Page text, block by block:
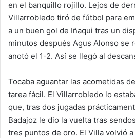
en el banquillo rojillo. Lejos de
Villarrobledo tiró de fútbol para
a un buen gol de Iñaqui tras un
minutos después Agus Alonso se
anotó el 1-2. Así se llegó al
Tocaba aguantar las acometidas
tarea fácil. El Villarrobledo lo
que, tras dos jugadas
Badajoz le dio la vuelta tras
tres puntos de oro. El Villa volvió